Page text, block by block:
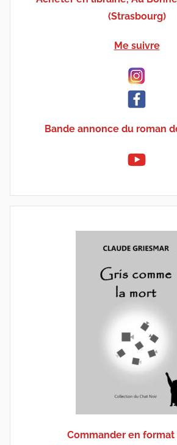
(Strasbourg)
Me suivre
Bande annonce du roman
Commander en format